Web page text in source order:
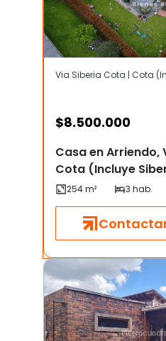
Via Siberia Cota | Cota
$8.500.000
Casa en Arriendo,
Cota (Incluye